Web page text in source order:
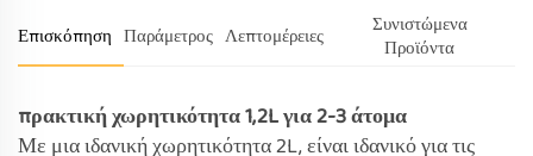
Επισκόπηση Παράμετρος Λεπτομέρειες
Συνιστώμενα
Προϊόντα
πρακτική χωρητικότητα 1,2L για 2-3 άτομα
Με μια ιδανική χωρητικότητα 2L, είναι ιδανικό για τις